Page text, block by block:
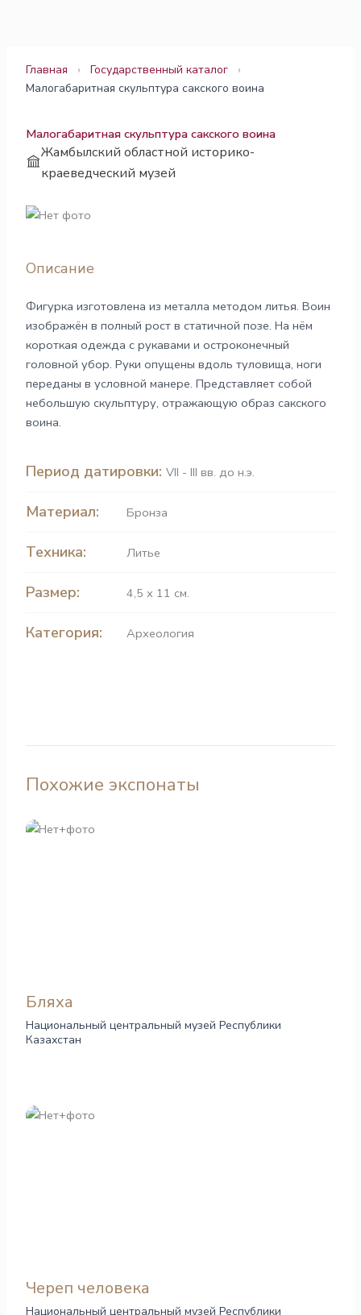
Главная › Государственный каталог
›
Малогабаритная скульптура сакского воина
Малогабаритная скульптура сакского воина
Жамбылский областной историко-
краеведческий музей
Описание
Фигурка изготовлена из металла методом литья. Воин
изображён в полный рост в статичной позе. На нём
короткая одежда с рукавами и остроконечный
головной убор. Руки опущены вдоль туловища, ноги
переданы в условной манере. Представляет собой
небольшую скульптуру, отражающую образ сакского
воина.
Период датировки: VII - III вв. до н.э.
Материал: Бронза
Техника: Литье
Размер: 4,5 х 11 см.
Категория: Археология
Похожие экспонаты
Бляха
Национальный центральный музей Республики
Казахстан
Череп человека
Национальный центральный музей Республики